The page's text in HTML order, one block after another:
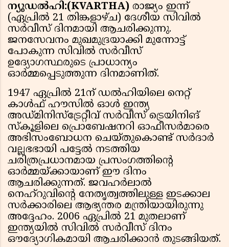
ന്യൂഡൽഹി:(KVARTHA) രാജ്യം ഇന്ന്
(ഏപ്രിൽ 21 തിങ്കളാഴ്ച) ദേശീയ സിവിൽ
സർവീസ് ദിനമായി ആചരിക്കുന്നു.
ജനസേവനം മുഖമുദ്രയാക്കി മുന്നോട്ട്
പോകുന്ന സിവിൽ സർവീസ്
ഉദ്യോഗസ്ഥരുടെ പ്രാധാന്യം
ഓർമ്മപ്പെടുത്തുന്ന ദിനമാണിത്.
1947 ഏപ്രിൽ 21ന് ഡൽഹിയിലെ നെറ്റ്
കാൾഫ് ഹൗസിൽ ഓൾ ഇന്ത്യ
അഡ്മിനിസ്ട്രേറ്റീവ് സർവീസ് ട്രെയിനിങ്
സ്കൂളിലെ പ്രൊബേഷനറി ഓഫീസർമാരെ
അഭിസംബോധന ചെയ്തുകൊണ്ട് സർദാർ
വല്ലഭഭായി പട്ടേൽ നടത്തിയ
ചരിത്രപ്രധാനമായ പ്രസംഗത്തിൻ്റെ
ഓർമ്മയ്ക്കായാണ് ഈ ദിനം
ആചരിക്കുന്നത്. ജവഹർലാൽ
നെഹ്റുവിൻ്റെ നേതൃത്വത്തിലുള്ള ഇടക്കാല
സർക്കാരിലെ ആഭ്യന്തര മന്ത്രിയായിരുന്നു
അദ്ദേഹം. 2006 ഏപ്രിൽ 21 മുതലാണ്
ഇന്ത്യയിൽ സിവിൽ സർവീസ് ദിനം
ഔദ്യോഗികമായി ആചരിക്കാൻ തുടങ്ങിയത്.